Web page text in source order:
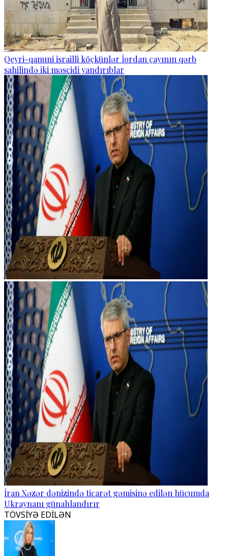
Qeyri-qanuni israilli köçkünlər İordan çayının qərb
sahilində iki məscidi yandırıblar
İran Xəzər dənizində ticarət gəmisinə edilən hücumda
Ukraynanı günahlandırır
TÖVSİYƏ EDİLƏN